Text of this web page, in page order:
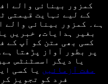
ہے۔ کمزور بینائی والے
بغیر ہدایات، خبریں
پر بطور آواز پڑھتا
Speechify مفت آزمائیں یا کسی
فرد کو تجویز